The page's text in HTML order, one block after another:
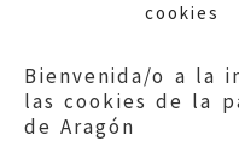
cookies
Bienvenida/o a la
las cookies de la
de Aragón